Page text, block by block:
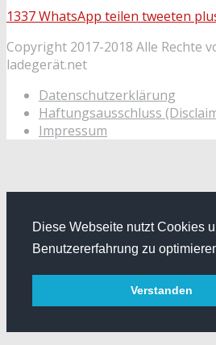
Diese Webseite nutzt Cookies
Benutzererfahrung zu
Verstanden
1337WhatsApp teilen tweeten
Copyright 2017-2018 Alle Rechte
ladegerät.net
Datenschutzerklärung
Haftungsausschluss
Impressum